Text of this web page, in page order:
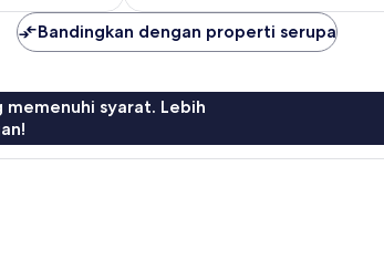
Bandingkan dengan properti serupa
syarat. Lebih